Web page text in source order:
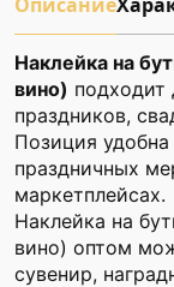
Наклейка на
вино) подходит
праздников,
Позиция
праздничных
маркетплейсах.
Наклейка на
вино) оптом
сувенир,